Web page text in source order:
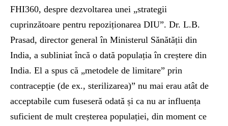
FHI360, despre dezvoltarea unei „strategii
cuprinzătoare pentru repoziționarea DIU”. Dr. L.B.
Prasad, director general în Ministerul Sănătății din
India, a subliniat încă o dată populația în creștere din
India. El a spus că „metodele de limitare” prin
contracepție (de ex., sterilizarea)” nu mai erau atât de
acceptabile cum fuseseră odată și ca nu ar influența
suficient de mult creșterea populației, din moment ce